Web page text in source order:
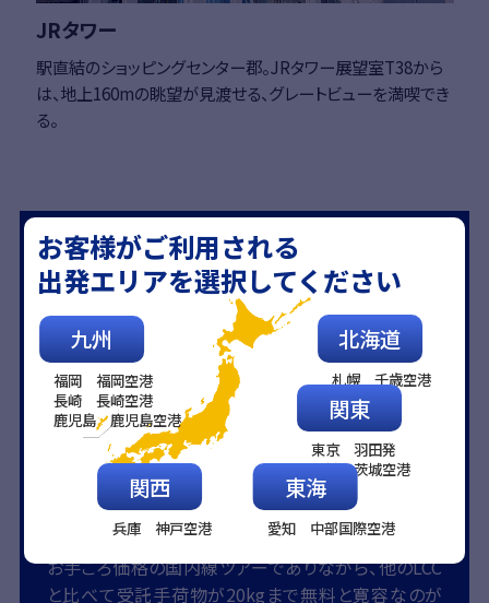
お客様がご利用される
出発エリアを選択してください
北海道
札幌 千歳空港
関東
東京 羽田発
茨城 茨城空港
東海
愛知 中部国際空港
関西
兵庫 神戸空港
九州
福岡 福岡空港
長崎 長崎空港
鹿児島 鹿児島空港
JRタワー
駅直結のショッピングセンター郡。JRタワー展望室T38から
は、地上160mの眺望が見渡せる、グレートビューを満喫でき
る。
知らないと損をする?!
スカイマークの魅力
21日前まで 取消料なし
予約と同時に取消料がかかる大手とは違い、出発日
の21日前までは取消料が発生しないので、「とりあえ
ず押さえる」なんてことも。
20㎏まで受託手荷物は無料
お手ごろ価格の国内線ツアーでありながら、他のLCC
と比べて受託手荷物が20kgまで無料と寛容なのが